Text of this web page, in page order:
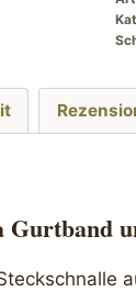
Gurtband